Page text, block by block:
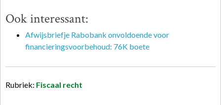
Ook interessant:
Afwijsbriefje Rabobank onvoldoende voor
financieringsvoorbehoud: 76K boete
Rubriek: Fiscaal recht